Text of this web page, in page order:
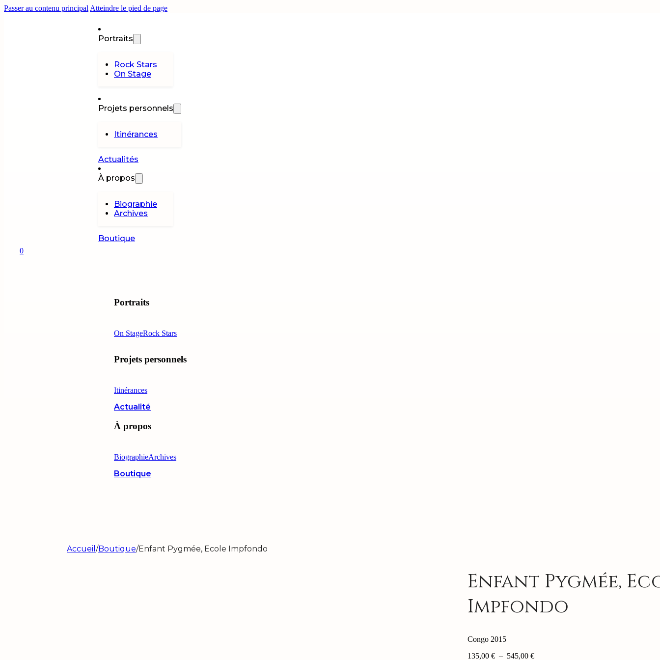
Passer au contenu principal Atteindre le pied de page
Portraits
Rock Stars
On Stage
Projets personnels
Itinérances
Actualités
À propos
Biographie
Archives
Boutique
0
Portraits
On StageRock Stars
Projets personnels
Itinérances
Actualité
À propos
BiographieArchives
Boutique
Accueil /Boutique/Enfant Pygmée, Ecole Impfondo
Enfant Pygmée,
Impfondo
Congo 2015
135,00 € – 545,00 €Plage